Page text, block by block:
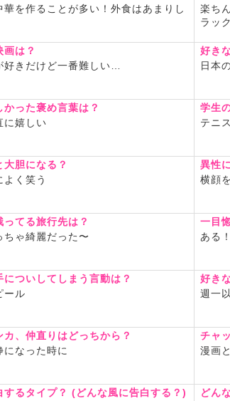
華を作ることが多い！外食はあまりし
楽ち
ラッ
画は？
好きだけど一番難しい…
好き
日本
かった褒め言葉は？
に嬉しい
学生
テニ
大胆になる？
よく笑う
異性
横顔
ってる旅行先は？
ちゃ綺麗だった〜
一目
ある
についしてしまう言動は？
ール
好き
週一
カ、仲直りはどっちから？
になった時に
チャ
漫画
するタイプ？ (どんな風に告白する？)
どん